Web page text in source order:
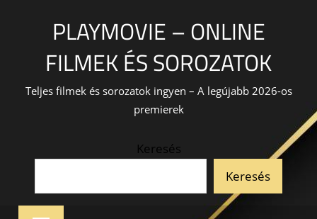
PLAYMOVIE – ONLINE
FILMEK ÉS SOROZATOK
Teljes filmek és sorozatok ingyen – A legújabb 2026-os
premierek
Keresés
Keresés